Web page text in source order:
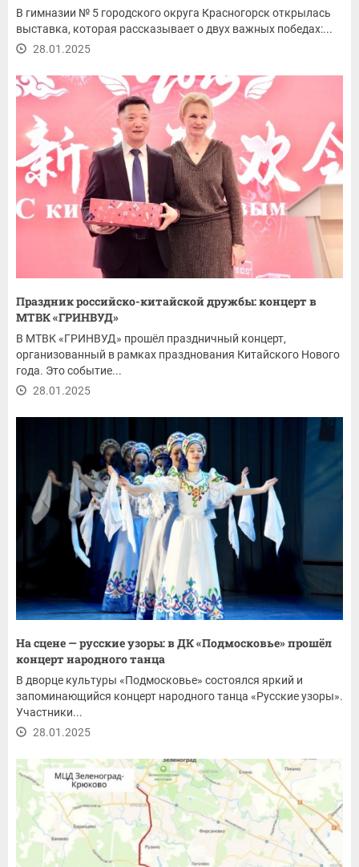
В гимназии № 5 городского округа Красногорск открылась
выставка, которая рассказывает о двух важных победах:...
28.01.2025
Праздник российско-китайской дружбы: концерт в
МТВК «ГРИНВУД»
В МТВК «ГРИНВУД» прошёл праздничный концерт,
организованный в рамках празднования Китайского Нового
года. Это событие...
28.01.2025
На сцене — русские узоры: в ДК «Подмосковье» прошёл
концерт народного танца
В дворце культуры «Подмосковье» состоялся яркий и
запоминающийся концерт народного танца «Русские узоры».
Участники...
28.01.2025